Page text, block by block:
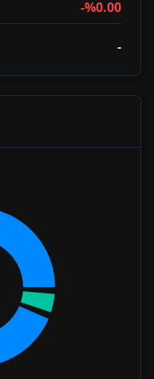
-%0.00
-